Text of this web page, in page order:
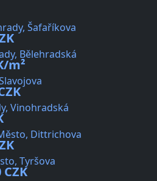
Šafaříkova
Bělehradská
m²
Vinohradská
Dittrichova
Tyršova
CZK